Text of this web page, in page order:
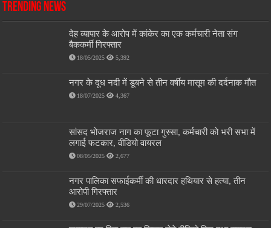
Trending News
देह व्यापार के आरोप में कांकेर का एक कर्मचारी नेता संग
बैककर्मी गिरफ्तार
18/05/2025 5,392
नगर के दूध नदी में डूबने से तीन वर्षीय मासूम की दर्दनाक मौत
18/07/2025 4,367
सांसद भोजराज नाग का फूटा गुस्सा, कर्मचारी को भरी सभा में
लगाई फटकार, वीडियो वायरल
08/05/2025 2,677
नगर पालिका सफाईकर्मी की धारदार हथियार से हत्या, तीन
आरोपी गिरफ्तार
29/07/2025 2,536